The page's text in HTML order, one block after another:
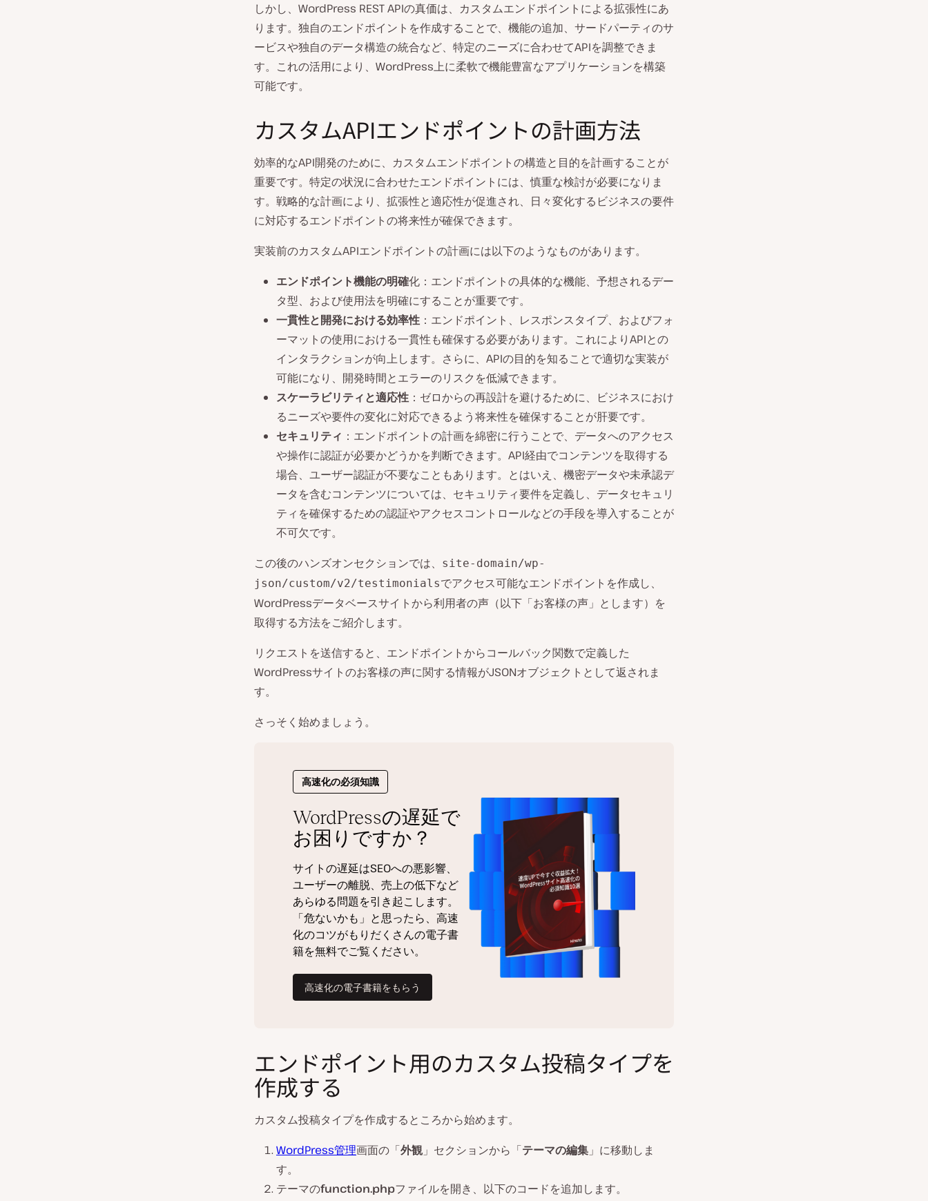
しかし、WordPress REST APIの真価は、カスタムエンドポイントによる拡張性にあ
ります。独自のエンドポイントを作成することで、機能の追加、サードパーティのサ
ービスや独自のデータ構造の統合など、特定のニーズに合わせてAPIを調整できま
す。これの活用により、WordPress上に柔軟で機能豊富なアプリケーションを構築
可能です。
カスタムAPIエンドポイントの計画方法
効率的なAPI開発のために、カスタムエンドポイントの構造と目的を計画することが
重要です。特定の状況に合わせたエンドポイントには、慎重な検討が必要になりま
す。戦略的な計画により、拡張性と適応性が促進され、日々変化するビジネスの要件
に対応するエンドポイントの将来性が確保できます。
実装前のカスタムAPIエンドポイントの計画には以下のようなものがあります。
エンドポイント機能の明確化：エンドポイントの具体的な機能、予想されるデー
タ型、および使用法を明確にすることが重要です。
一貫性と開発における効率性 ：エンドポイント、レスポンスタイプ、およびフォ
ーマットの使用における一貫性も確保する必要があります。これによりAPIとの
インタラクションが向上します。さらに、APIの目的を知ることで適切な実装が
可能になり、開発時間とエラーのリスクを低減できます。
スケーラビリティと適応性 ：ゼロからの再設計を避けるために、ビジネスにおけ
るニーズや要件の変化に対応できるよう将来性を確保することが肝要です。
セキュリティ ：エンドポイントの計画を綿密に行うことで、データへのアクセス
や操作に認証が必要かどうかを判断できます。API経由でコンテンツを取得する
場合、ユーザー認証が不要なこともあります。とはいえ、機密データや未承認デ
ータを含むコンテンツについては、セキュリティ要件を定義し、データセキュリ
ティを確保するための認証やアクセスコントロールなどの手段を導入することが
不可欠です。
この後のハンズオンセクションでは、
site-domain/wp-
json/custom/v2/testimonialsでアクセス可能なエンドポイントを作成し、
WordPressデータベースサイトから利用者の声（以下「お客様の声」とします）を
取得する方法をご紹介します。
リクエストを送信すると、エンドポイントからコールバック関数で定義した
WordPressサイトのお客様の声に関する情報がJSONオブジェクトとして返されま
す。
さっそく始めましょう。
エンドポイント用のカスタム投稿タイプを
作成する
カスタム投稿タイプを作成するところから始めます。
WordPress管理画面の「外観」セクションから「テーマの編集 」に移動しま
す。
テーマのfunction.phpファイルを開き、以下のコードを追加します。